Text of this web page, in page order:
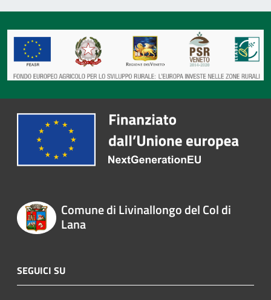
Comune di Livinallongo del Col di
Lana
SEGUICI SU